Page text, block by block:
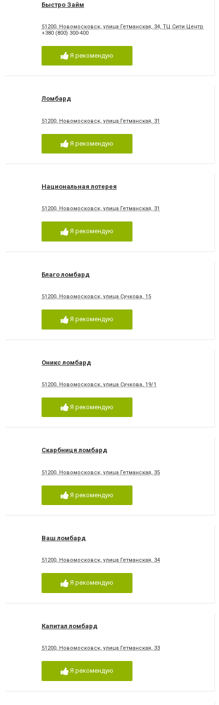
Быстро Займ
51200, Новомосковск, улица Гетманская, 34, ТЦ Сити Центр 1-й
+380 (800) 300-400
Я рекомендую
Ломбард
51200, Новомосковск, улица Гетманская, 31
Я рекомендую
Национальная лотерея
51200, Новомосковск, улица Гетманская, 31
Я рекомендую
Благо ломбард
51200, Новомосковск, улица Сучкова, 15
Я рекомендую
Оникс ломбард
51200, Новомосковск, улица Сучкова, 19/1
Я рекомендую
Скарбниця ломбард
51200, Новомосковск, улица Гетманская, 35
Я рекомендую
Ваш ломбард
51200, Новомосковск, улица Гетманская, 34
Я рекомендую
Капитал ломбард
51200, Новомосковск, улица Гетманская, 33
Я рекомендую